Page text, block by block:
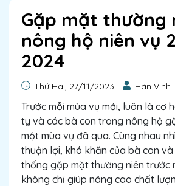
Gặp mặt thường
nông hộ niên vụ
2024
Thứ Hai, 27/11/2023 Hân Vinh
Trước mỗi mùa vụ mới, luôn là cơ
ty và các bà con trong nông hộ
một mùa vụ đã qua. Cùng nhau
thuận lợi, khó khăn của bà con
thống gặp mặt thường niên trước
không chỉ giúp nâng cao chất